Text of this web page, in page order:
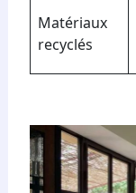
Matériaux
recyclés